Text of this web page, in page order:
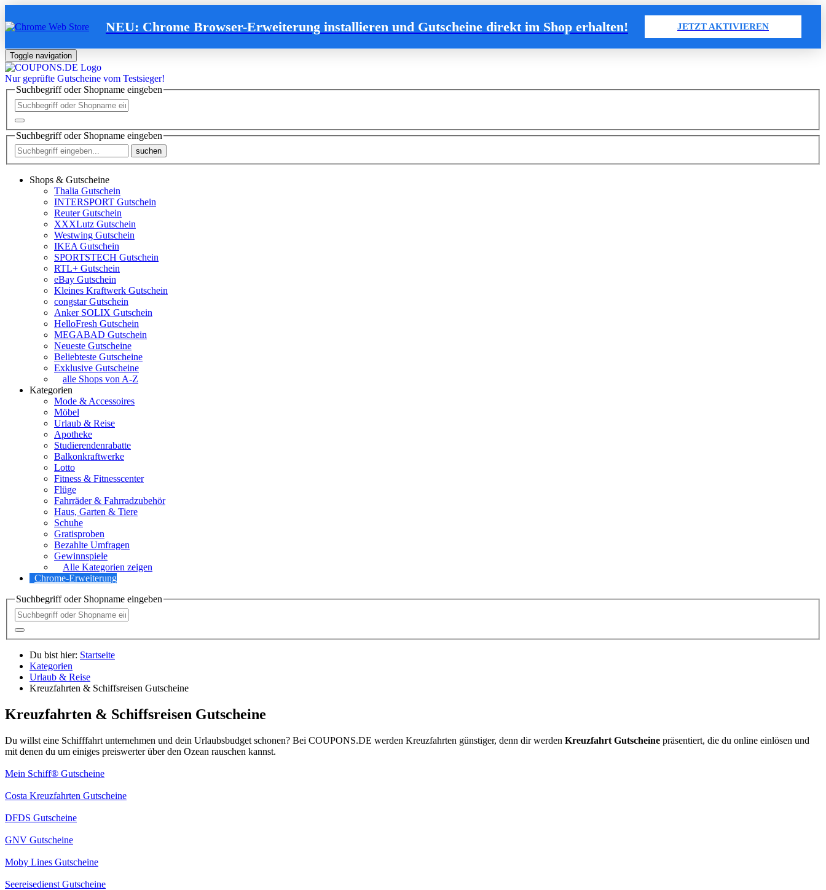
NEU: Chrome Browser-Erweiterung installieren und Gutscheine direkt im Shop erhalten! JETZT AKTIVIEREN
Toggle navigation
Nur geprüfte Gutscheine vom Testsieger!
Suchbegriff oder Shopname eingeben
Suchbegriff oder Shopname eingeben
suchen
Shops & Gutscheine
Thalia Gutschein
INTERSPORT Gutschein
Reuter Gutschein
XXXLutz Gutschein
Westwing Gutschein
IKEA Gutschein
SPORTSTECH Gutschein
RTL+ Gutschein
eBay Gutschein
Kleines Kraftwerk Gutschein
congstar Gutschein
Anker SOLIX Gutschein
HelloFresh Gutschein
MEGABAD Gutschein
Neueste Gutscheine
Beliebteste Gutscheine
Exklusive Gutscheine
alle Shops von A-Z
Kategorien
Mode & Accessoires
Möbel
Urlaub & Reise
Apotheke
Studierendenrabatte
Balkonkraftwerke
Lotto
Fitness & Fitnesscenter
Flüge
Fahrräder & Fahrradzubehör
Haus, Garten & Tiere
Schuhe
Gratisproben
Bezahlte Umfragen
Gewinnspiele
Alle Kategorien zeigen
Chrome-Erweiterung
Suchbegriff oder Shopname eingeben
Du bist hier: Startseite
Kategorien
Urlaub & Reise
Kreuzfahrten & Schiffsreisen Gutscheine
Kreuzfahrten & Schiffsreisen Gutscheine
Du willst eine Schifffahrt unternehmen und dein Urlaubsbudget schonen? Bei COUPONS.DE werden Kreuzfahrten günstiger, denn dir werden Kreuzfahrt Gutscheine präsentiert, die du online einlösen und
mit denen du um einiges preiswerter über den Ozean rauschen kannst.
Mein Schiff® Gutscheine
Costa Kreuzfahrten Gutscheine
DFDS Gutscheine
GNV Gutscheine
Moby Lines Gutscheine
Seereisedienst Gutscheine